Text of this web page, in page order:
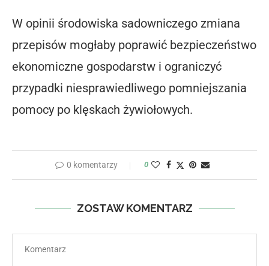
W opinii środowiska sadowniczego zmiana
przepisów mogłaby poprawić bezpieczeństwo
ekonomiczne gospodarstw i ograniczyć
przypadki niesprawiedliwego pomniejszania
pomocy po klęskach żywiołowych.
0 komentarzy 0
ZOSTAW KOMENTARZ